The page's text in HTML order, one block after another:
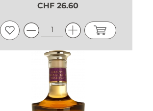
CHF 26.60